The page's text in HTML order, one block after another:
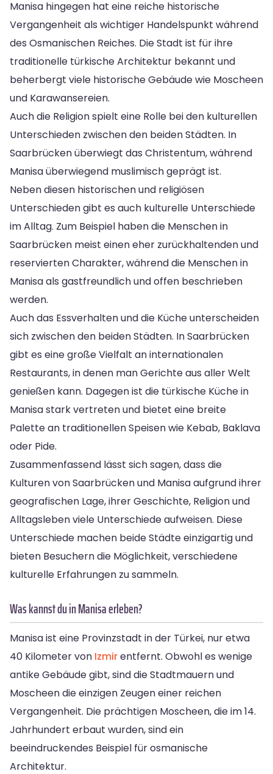
Manisa hingegen hat eine reiche historische
Vergangenheit als wichtiger Handelspunkt während
des Osmanischen Reiches. Die Stadt ist für ihre
traditionelle türkische Architektur bekannt und
beherbergt viele historische Gebäude wie Moscheen
und Karawansereien.
Auch die Religion spielt eine Rolle bei den kulturellen
Unterschieden zwischen den beiden Städten. In
Saarbrücken überwiegt das Christentum, während
Manisa überwiegend muslimisch geprägt ist.
Neben diesen historischen und religiösen
Unterschieden gibt es auch kulturelle Unterschiede
im Alltag. Zum Beispiel haben die Menschen in
Saarbrücken meist einen eher zurückhaltenden und
reservierten Charakter, während die Menschen in
Manisa als gastfreundlich und offen beschrieben
werden.
Auch das Essverhalten und die Küche unterscheiden
sich zwischen den beiden Städten. In Saarbrücken
gibt es eine große Vielfalt an internationalen
Restaurants, in denen man Gerichte aus aller Welt
genießen kann. Dagegen ist die türkische Küche in
Manisa stark vertreten und bietet eine breite
Palette an traditionellen Speisen wie Kebab, Baklava
oder Pide.
Zusammenfassend lässt sich sagen, dass die
Kulturen von Saarbrücken und Manisa aufgrund ihrer
geografischen Lage, ihrer Geschichte, Religion und
Alltagsleben viele Unterschiede aufweisen. Diese
Unterschiede machen beide Städte einzigartig und
bieten Besuchern die Möglichkeit, verschiedene
kulturelle Erfahrungen zu sammeln.
Was kannst du in Manisa erleben?
Manisa ist eine Provinzstadt in der Türkei, nur etwa
40 Kilometer von Izmirentfernt. Obwohl es wenige
antike Gebäude gibt, sind die Stadtmauern und
Moscheen die einzigen Zeugen einer reichen
Vergangenheit. Die prächtigen Moscheen, die im 14.
Jahrhundert erbaut wurden, sind ein
beeindruckendes Beispiel für osmanische
Architektur.